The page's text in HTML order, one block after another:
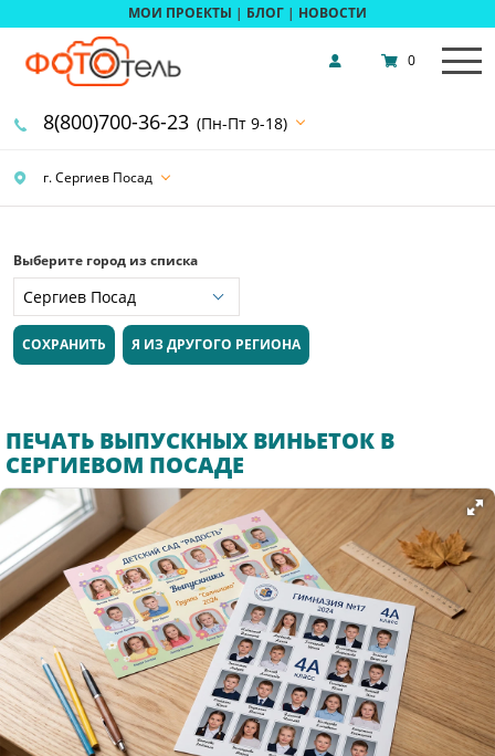
МОИ ПРОЕКТЫ | БЛОГ | НОВОСТИ
г. Сергиев Посад
8(800)700-36-23 (Пн-Пт 9-18)
0
Выберите город из списка
СОХРАНИТЬ Я ИЗ ДРУГОГО РЕГИОНА
ПЕЧАТЬ ВЫПУСКНЫХ ВИНЬЕТОК В
СЕРГИЕВОМ ПОСАДЕ